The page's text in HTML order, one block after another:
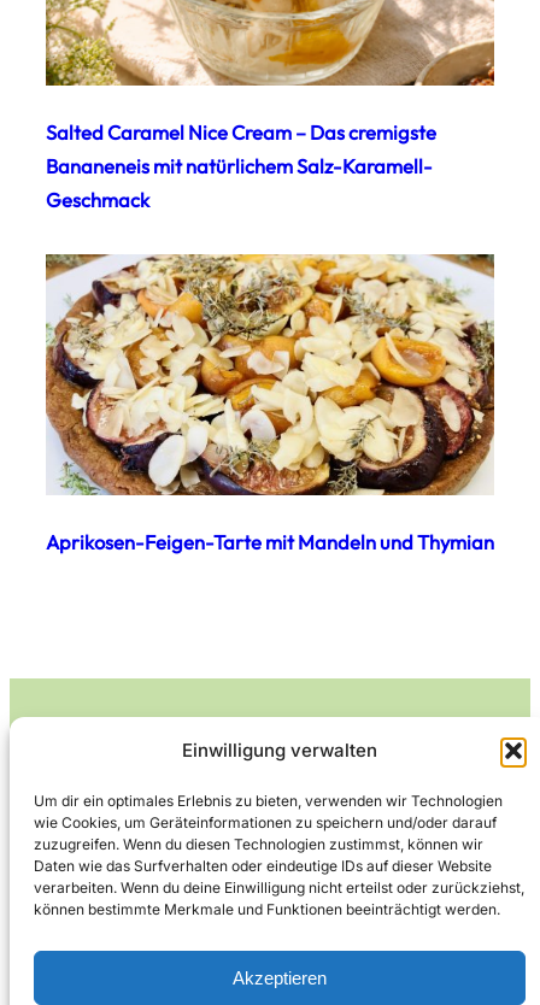
Einwilligung verwalten
Um dir ein optimales Erlebnis zu bieten, verwenden wir Technologien
wie Cookies, um Geräteinformationen zu speichern und/oder darauf
zuzugreifen. Wenn du diesen Technologien zustimmst, können wir
Daten wie das Surfverhalten oder eindeutige IDs auf dieser Website
verarbeiten. Wenn du deine Einwilligung nicht erteilst oder zurückziehst,
können bestimmte Merkmale und Funktionen beeinträchtigt werden.
Akzeptieren
Salted Caramel Nice Cream – Das cremigste
Bananeneis mit natürlichem Salz-Karamell-
Geschmack
Aprikosen-Feigen-Tarte mit Mandeln und Thymian
Leckerlife
Lecker essen – gesund leben.
Kontakt